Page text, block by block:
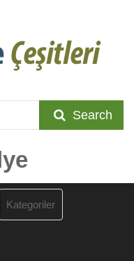
Search
Kategoriler